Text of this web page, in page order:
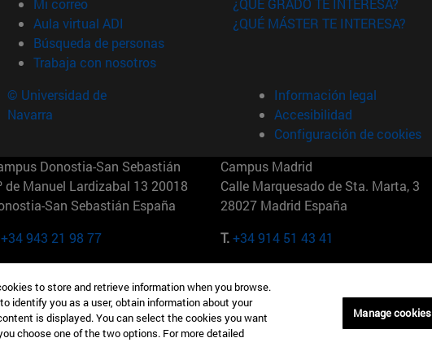
Mi correo
Aula virtual ADI (abre en nueva ventana)
Búsqueda de personas(abre en nueva ventana)
Trabaja con nosotros(abre en nueva ventana)
¿QUÉ GRADO TE INTERESA?
¿QUÉ MÁSTER TE INTERESA?
© Universidad de
Navarra
Información legal
Accesibilidad
Configuración de cookies
Donostia-San Sebastián
de Manuel Lardizabal 13 20018
San Sebastián España
+34 943 21 98 77
Campus Madrid
Calle Marquesado de Sta. Marta, 3
28027 Madrid España
T.+34 914 51 43 41
W 57th St 10019-2201 Nueva York
+1 646 346 8850
Maria-Theresia-Straße 15 81675
Múnich Alemania
T.+49 89 24209790
to store and retrieve information when you browse.
identify you as a user, obtain information about your
is displayed. You can select the cookies you want
choose one of the two options. For more detailed
Manage cookies